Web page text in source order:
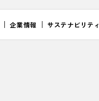
企業情報 サステナビリティ